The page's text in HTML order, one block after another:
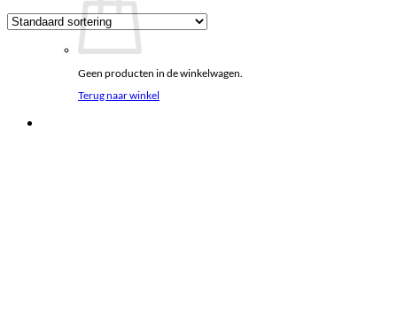
Geen producten in de winkelwagen.
Terug naar winkel